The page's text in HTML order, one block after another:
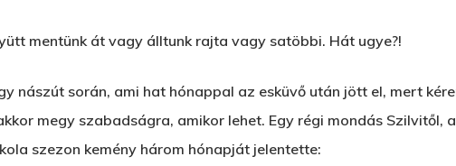
mentünk át vagy álltunk rajta vagy satöbbi. Hát ugye?!
nászút során, ami hat hónappal az esküvő után jött el, mert
megy szabadságra, amikor lehet. Egy régi mondás Szilvitől,
szezon kemény három hónapját jelentette: